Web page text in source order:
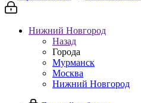
Нижний Новгород
Назад
Города
Мурманск
Москва
Нижний Новгород